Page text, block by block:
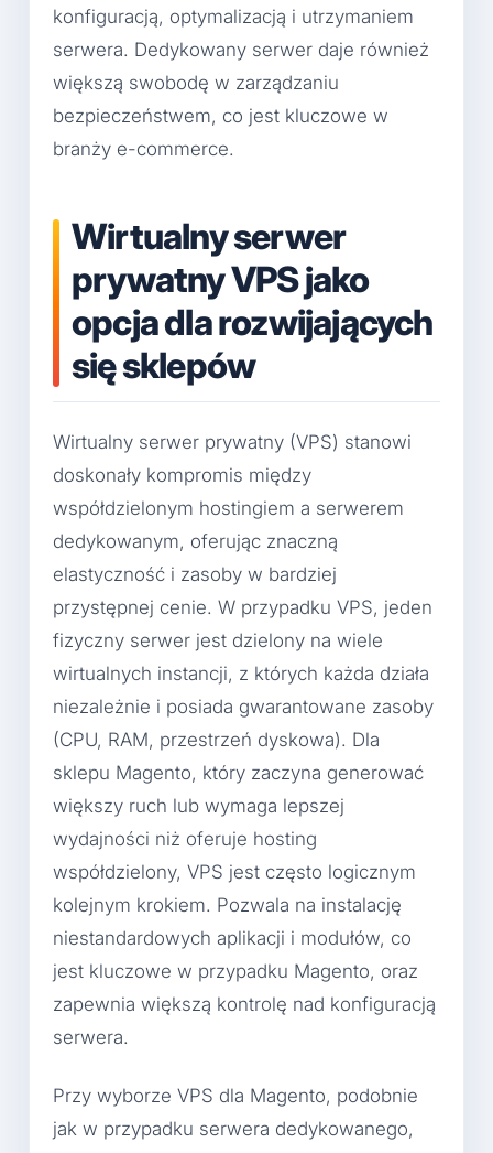
konfiguracją, optymalizacją i utrzymaniem
serwera. Dedykowany serwer daje również
większą swobodę w zarządzaniu
bezpieczeństwem, co jest kluczowe w
branży e-commerce.
Wirtualny serwer
prywatny VPS jako
opcja dla rozwijających
się sklepów
Wirtualny serwer prywatny (VPS) stanowi
doskonały kompromis między
współdzielonym hostingiem a serwerem
dedykowanym, oferując znaczną
elastyczność i zasoby w bardziej
przystępnej cenie. W przypadku VPS, jeden
fizyczny serwer jest dzielony na wiele
wirtualnych instancji, z których każda działa
niezależnie i posiada gwarantowane zasoby
(CPU, RAM, przestrzeń dyskowa). Dla
sklepu Magento, który zaczyna generować
większy ruch lub wymaga lepszej
wydajności niż oferuje hosting
współdzielony, VPS jest często logicznym
kolejnym krokiem. Pozwala na instalację
niestandardowych aplikacji i modułów, co
jest kluczowe w przypadku Magento, oraz
zapewnia większą kontrolę nad konfiguracją
serwera.
Przy wyborze VPS dla Magento, podobnie
jak w przypadku serwera dedykowanego,